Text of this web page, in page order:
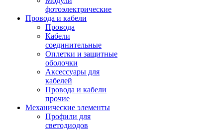
фотоэлектрические
Провода и кабели
Провода
Кабели
соединительные
Оплетки и защитные
оболочки
Аксессуары для
кабелей
Провода и кабели
прочие
Механические элементы
Профили для
светодиодов